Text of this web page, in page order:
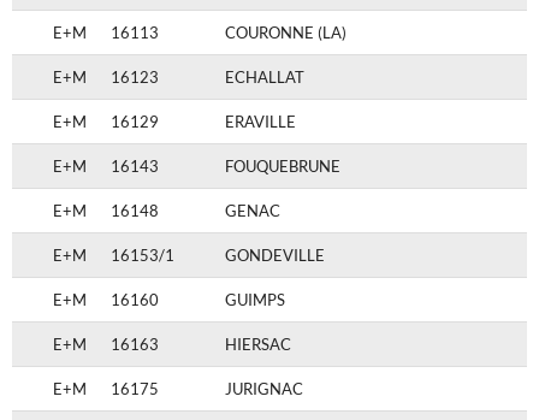
E+M 16113 COURONNE (LA)
E+M 16123 ECHALLAT
E+M 16129 ERAVILLE
E+M 16143 FOUQUEBRUNE
E+M 16148 GENAC
E+M 16153/1 GONDEVILLE
E+M 16160 GUIMPS
E+M 16163 HIERSAC
E+M 16175 JURIGNAC